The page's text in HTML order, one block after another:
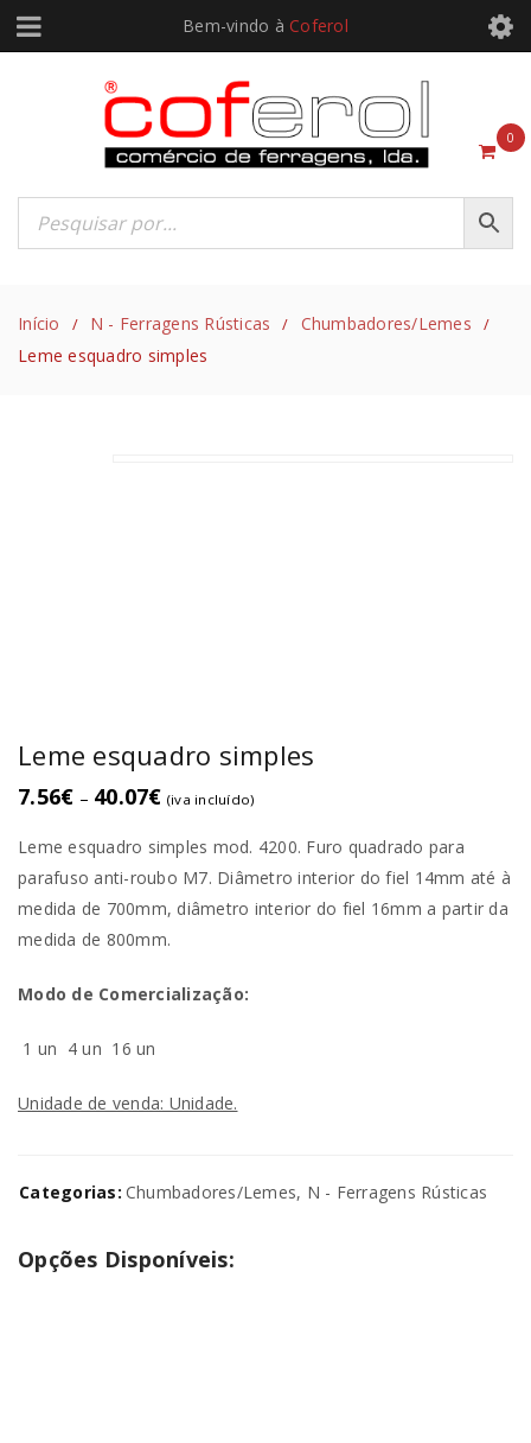
Bem-vindo à Coferol
0
Início / N - Ferragens Rústicas / Chumbadores/Lemes /
Leme esquadro simples
Leme esquadro simples
7.56€ – 40.07€ (iva incluído)
Leme esquadro simples mod. 4200. Furo quadrado para
parafuso anti-roubo M7. Diâmetro interior do fiel 14mm até à
medida de 700mm, diâmetro interior do fiel 16mm a partir da
medida de 800mm.
Modo de Comercialização:
1 un 4 un 16 un
Unidade de venda: Unidade.
Categorias: Chumbadores/Lemes, N - Ferragens Rústicas
Opções Disponíveis: